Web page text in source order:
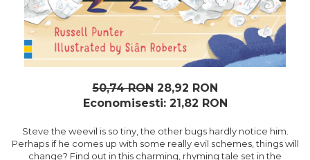
oceane
50,74 RON 28,92 RON
Economisesti: 21,82 RON
Steve the weevil is so tiny, the other bugs hardly notice him.
Perhaps if he comes up with some really evil schemes, things will
change? Find out in this charming, rhyming tale set in the